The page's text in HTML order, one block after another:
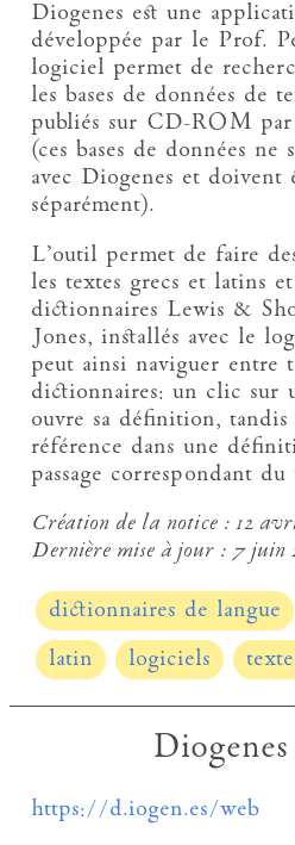
Diogenes est une
développée par le Prof.
logiciel permet de
les bases de données de
publiés sur CD-ROM
(ces bases de données ne
avec Diogenes et doivent
séparément).
L’outil permet de faire
les textes grecs et latins
dictionnaires Lewis &
Jones, installés avec le
peut ainsi naviguer entre
dictionnaires: un clic sur
ouvre sa définition,
référence dans une
passage correspondant
Création de la notice :12
Dernière mise à jour : 7 juin
dictionnaires de langue
latin
logiciels
https://d.iogen.es/web